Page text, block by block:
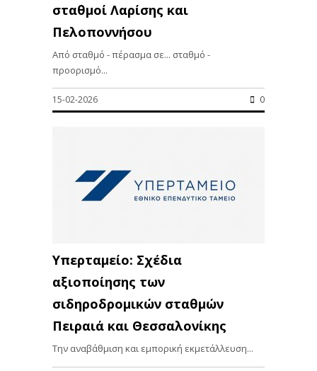
σταθμοί Λαρίσης και
Πελοποννήσου
Από σταθμό - πέρασμα σε... σταθμό -
προορισμό...
15-02-2026 0
Υπερταμείο: Σχέδια
αξιοποίησης των
σιδηροδρομικών σταθμών
Πειραιά και Θεσσαλονίκης
Την αναβάθμιση και εμπορική εκμετάλλευση...